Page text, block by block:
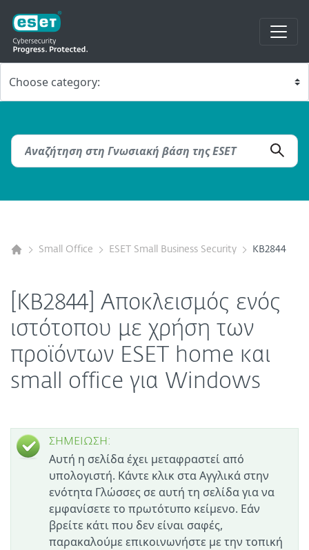
Small Office ESET Small Business Security KB2844
[KB2844] Αποκλεισμός ενός
ιστότοπου με χρήση των
προϊόντων ESET home και
small office για Windows
ΣΗΜΕΙΩΣΗ:
Αυτή η σελίδα έχει μεταφραστεί από
υπολογιστή. Κάντε κλικ στα Αγγλικά στην
ενότητα Γλώσσες σε αυτή τη σελίδα για να
εμφανίσετε το πρωτότυπο κείμενο. Εάν
βρείτε κάτι που δεν είναι σαφές,
παρακαλούμε επικοινωνήστε με την τοπική